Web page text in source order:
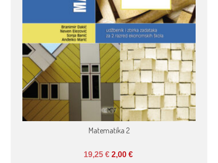
Matematika 2
19,25€ 2,00 €